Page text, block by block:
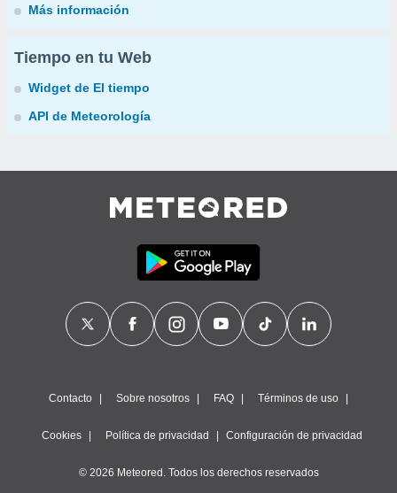
Más información
Tiempo en tu Web
Widget de El tiempo
API de Meteorología
Contacto Sobre nosotros FAQ Términos de uso
Cookies Política de privacidad Configuración de privacidad
© 2026 Meteored. Todos los derechos reservados